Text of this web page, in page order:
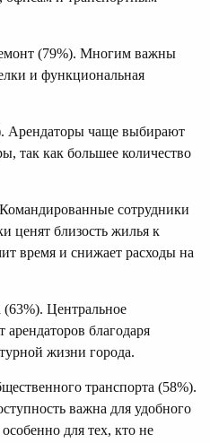
(79%). Многим важны
и функциональная
Арендаторы чаще выбирают
так как большее количество
сотрудники
ценят близость жилья к
время и снижает расходы на
(63%). Центральное
благодаря
жизни города.
транспорта (58%).
важна для удобного
для тех, кто не